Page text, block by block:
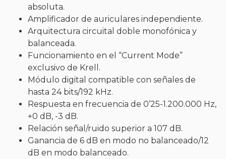
absoluta.
Amplificador de auriculares independiente.
Arquitectura circuital doble monofónica y
balanceada.
Funcionamiento en el “Current Mode”
exclusivo de Krell.
Módulo digital compatible con señales de
hasta 24 bits/192 kHz.
Respuesta en frecuencia de 0’25-1.200.000 Hz,
+0 dB, -3 dB.
Relación señal/ruido superior a 107 dB.
Ganancia de 6 dB en modo no balanceado/12
dB en modo balanceado.